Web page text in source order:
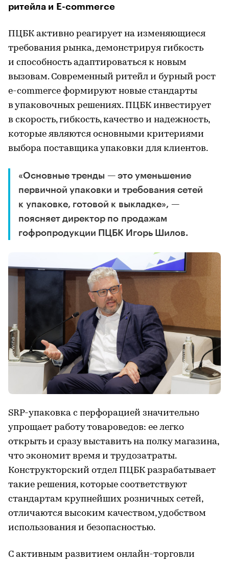
ритейла и E-commerce
ПЦБК активно реагирует на изменяющиеся
требования рынка, демонстрируя гибкость
и способность адаптироваться к новым
вызовам. Современный ритейл и бурный рост
e-commerce формируют новые стандарты
в упаковочных решениях. ПЦБК инвестирует
в скорость, гибкость, качество и надежность,
которые являются основными критериями
выбора поставщика упаковки для клиентов.
«Основные тренды — это уменьшение
первичной упаковки и требования сетей
к упаковке, готовой к выкладке», —
поясняет директор по продажам
гофропродукции ПЦБК Игорь Шилов.
SRP-упаковка с перфорацией значительно
упрощает работу товароведов: ее легко
открыть и сразу выставить на полку магазина,
что экономит время и трудозатраты.
Конструкторский отдел ПЦБК разрабатывает
такие решения, которые соответствуют
стандартам крупнейших розничных сетей,
отличаются высоким качеством, удобством
использования и безопасностью.
С активным развитием онлайн-торговли